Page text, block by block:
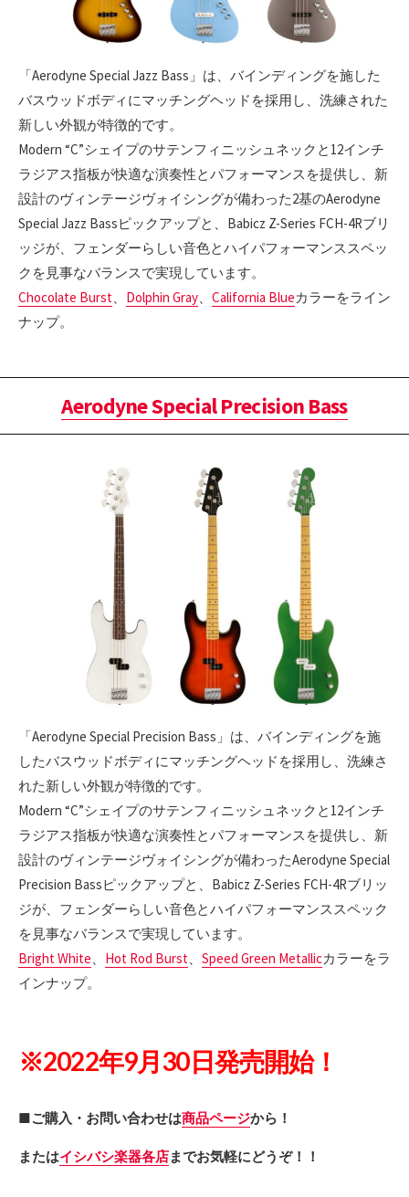
「Aerodyne Special Jazz Bass」は、バインディングを施した
バスウッドボディにマッチングヘッドを採用し、洗練された
新しい外観が特徴的です。
Modern “C”シェイプのサテンフィニッシュネックと12インチ
ラジアス指板が快適な演奏性とパフォーマンスを提供し、新
設計のヴィンテージヴォイシングが備わった2基のAerodyne
Special Jazz Bassピックアップと、Babicz Z-Series FCH-4Rブリ
ッジが、フェンダーらしい音色とハイパフォーマンススペッ
クを見事なバランスで実現しています。
Chocolate Burst
Dolphin Gray California Blueカラーをライン
ナップ。
Aerodyne Special Precision Bass
「Aerodyne Special Precision Bass」は、バインディングを施
したバスウッドボディにマッチングヘッドを採用し、洗練さ
れた新しい外観が特徴的です。
Modern “C”シェイプのサテンフィニッシュネックと12インチ
ラジアス指板が快適な演奏性とパフォーマンスを提供し、新
設計のヴィンテージヴォイシングが備わったAerodyne Special
Precision Bassピックアップと、Babicz Z-Series FCH-4Rブリッ
ジが、フェンダーらしい音色とハイパフォーマンススペック
を見事なバランスで実現しています。
Bright White、 Hot Rod Burst、 Speed Green Metallicカラーをラ
インナップ。
※2022年9月30日発売開始！
■ご購入・お問い合わせは商品ページから！
またはイシバシ楽器各店までお気軽にどうぞ！！